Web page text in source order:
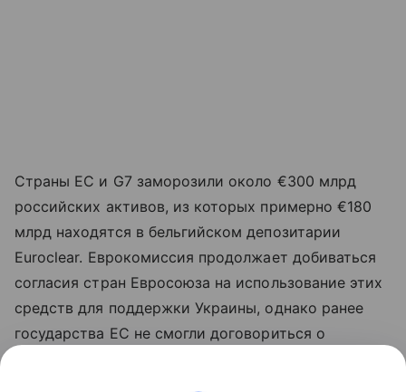
Страны ЕС и G7 заморозили около €300 млрд
российских активов, из которых примерно €180
млрд находятся в бельгийском депозитарии
Euroclear. Еврокомиссия продолжает добиваться
согласия стран Евросоюза на использование этих
средств для поддержки Украины, однако ранее
государства ЕС не смогли договориться о